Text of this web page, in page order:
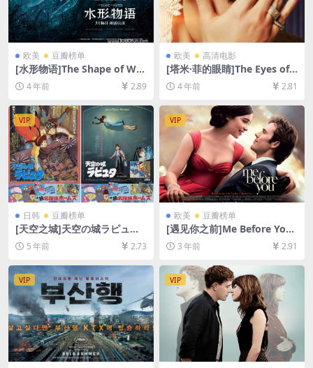
欧美 豆瓣榜单
[水形物语]The Shape of Wat
er (2017)[百度网盘+迅雷云盘
资源1080P超清未删减][MP4/
7.9GB][中英字幕]
4 年前 2.89
欧美 高清电影
[塔米·菲的眼睛]The Eyes of T
ammy Faye (2021)[百度网盘
+迅雷云盘资源1080P超清未
删减][MP4/8.2GB][中文字幕]
4 年前 2.81
VIP
日韩 豆瓣榜单
[天空之城]天空の城ラピュタ
(1986)[百度网盘+迅雷云盘资
源1080P超清未删减][MP4/7.
5 年前 2.73
VIP
欧美 豆瓣榜单
[遇见你之前]Me Before You
(2016)[百度网盘+夸克网盘10
80P超清未删减资源][网盘在
英字幕]
3 年前 2.91
VIP VIP